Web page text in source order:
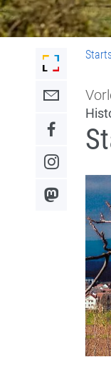
Link zur
Link zum
Link zum
Link zum
Link zum